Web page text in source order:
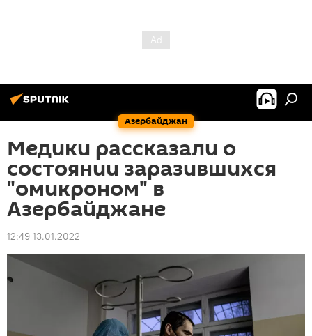
Азербайджан
Медики рассказали о
состоянии заразившихся
"омикроном" в
Азербайджане
12:49 13.01.2022